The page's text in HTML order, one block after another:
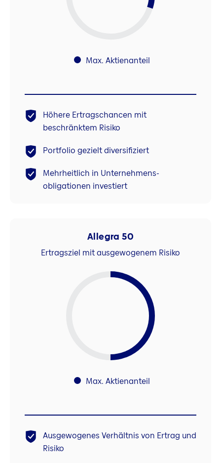
Max. Aktienanteil
Höhere Ertragschancen mit
beschränktem Risiko
Portfolio gezielt diversifiziert
Mehrheitlich in Unternehmens-
obligationen investiert
Allegra 50
Ertragsziel mit ausgewogenem Risiko
Max. Aktienanteil
Ausgewogenes Verhältnis von Ertrag und
Risiko